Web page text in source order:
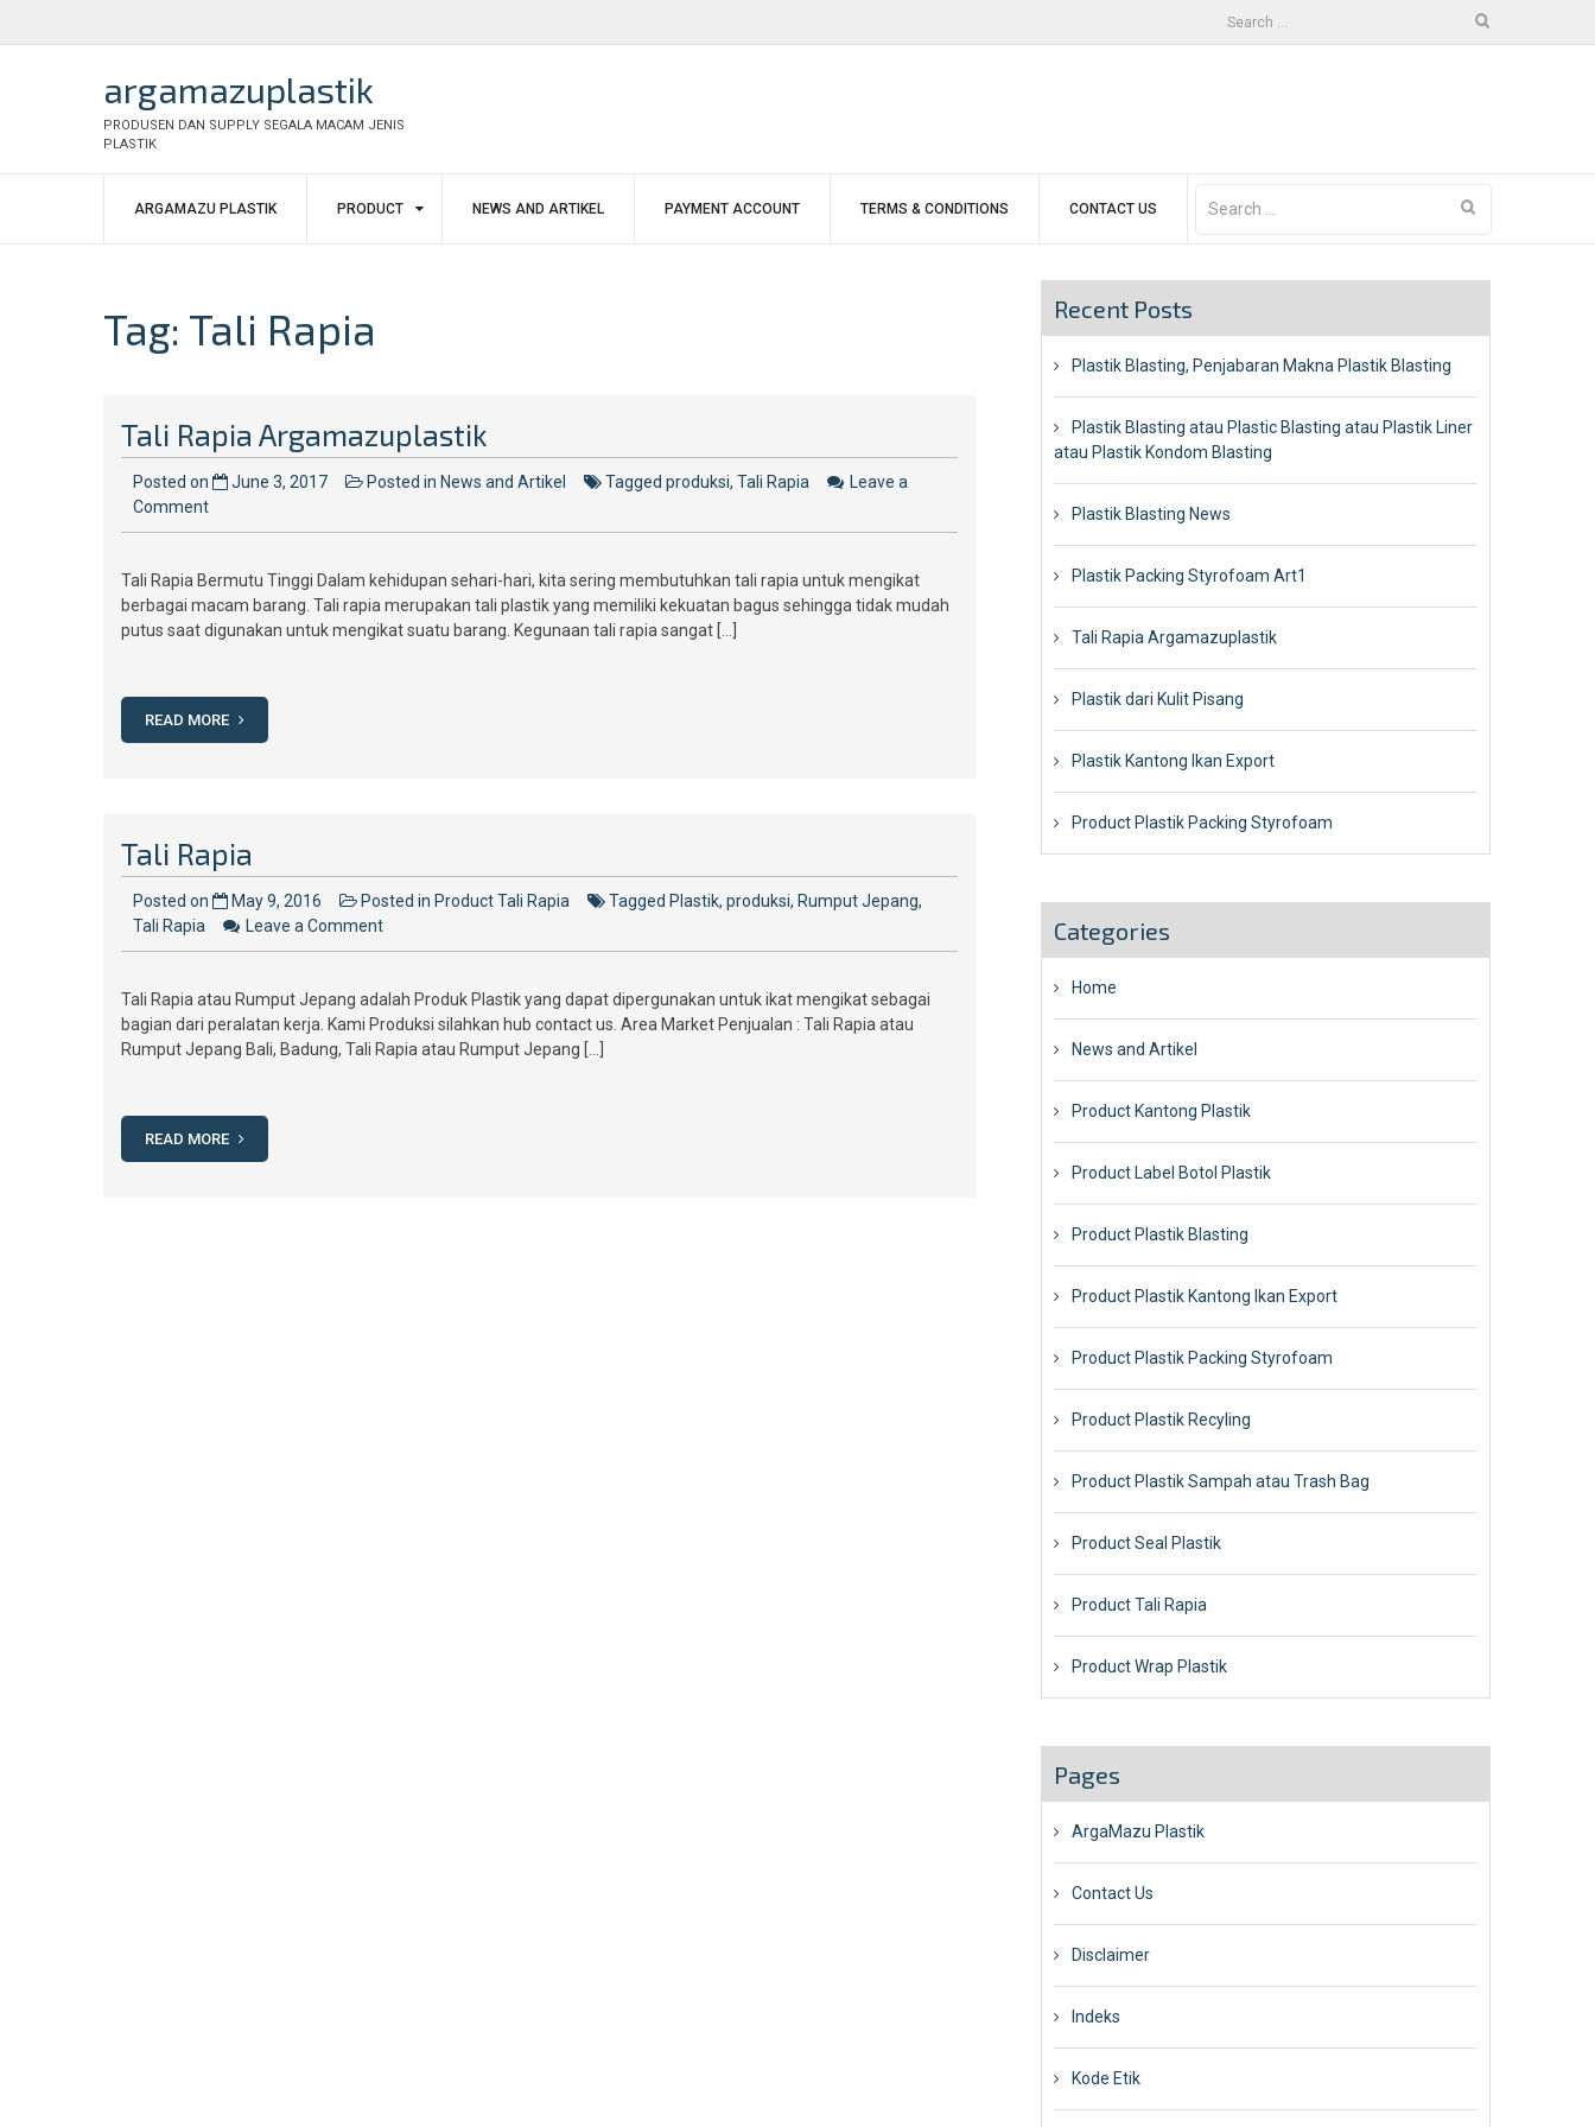
Search
argamazuplastik
PRODUSEN DAN SUPPLY SEGALA MACAM JENIS
PLASTIK
ARGAMAZU PLASTIK PRODUCT NEWS AND ARTIKEL PAYMENT ACCOUNT TERMS & CONDITIONS CONTACT US
for:
Tag: Tali Rapia
Tali Rapia Argamazuplastik
Posted on June 3, 2017 Posted in News and Artikel Tagged produksi, Tali Rapia
Leave a
Commenton
Tali
Argamazuplastik
Tali Rapia Bermutu Tinggi Dalam kehidupan sehari-hari, kita sering membutuhkan tali rapia untuk mengikat
berbagai macam barang. Tali rapia merupakan tali plastik yang memiliki kekuatan bagus sehingga tidak mudah
putus saat digunakan untuk mengikat suatu barang. Kegunaan tali rapia sangat […]
READ MORE
Tali Rapia
Posted on May 9, 2016 Posted in Product Tali Rapia Tagged Plastik, produksi, Rumput Jepang,
Tali Rapia
Leave a Commenton
Tali
Tali Rapia atau Rumput Jepang adalah Produk Plastik yang dapat dipergunakan untuk ikat mengikat sebagai
bagian dari peralatan kerja. Kami Produksi silahkan hub contact us. Area Market Penjualan : Tali Rapia atau
Rumput Jepang Bali, Badung, Tali Rapia atau Rumput Jepang […]
READ MORE
Recent Posts
Plastik Blasting, Penjabaran Makna Plastik Blasting
Plastik Blasting atau Plastic Blasting atau Plastik Liner
atau Plastik Kondom Blasting
Plastik Blasting News
Plastik Packing Styrofoam Art1
Tali Rapia Argamazuplastik
Plastik dari Kulit Pisang
Plastik Kantong Ikan Export
Product Plastik Packing Styrofoam
Categories
Home
News and Artikel
Product Kantong Plastik
Product Label Botol Plastik
Product Plastik Blasting
Product Plastik Kantong Ikan Export
Product Plastik Packing Styrofoam
Product Plastik Recyling
Product Plastik Sampah atau Trash Bag
Product Seal Plastik
Product Tali Rapia
Product Wrap Plastik
Pages
ArgaMazu Plastik
Contact Us
Disclaimer
Indeks
Kode Etik